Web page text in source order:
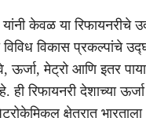
यांनी केवळ या रिफायनरीचे
विकास प्रकल्पांचे
ऊर्जा, मेट्रो आणि इतर
ही रिफायनरी देशाच्या
क्षेत्रात